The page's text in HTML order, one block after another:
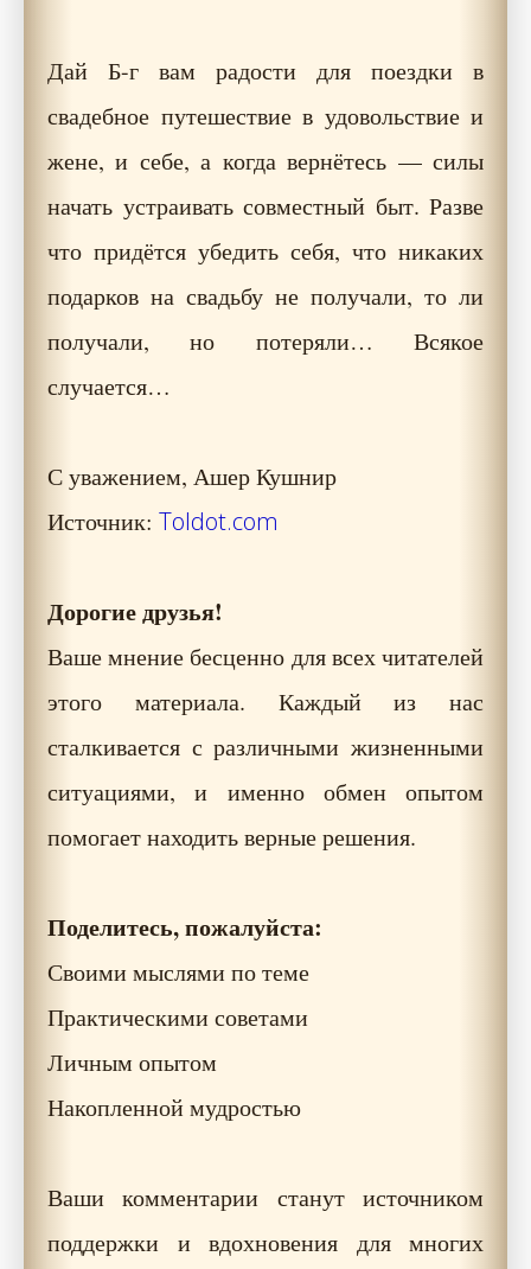
Дай Б-г вам радости для поездки в
свадебное путешествие в удовольствие и
жене, и себе, а когда вернётесь — силы
начать устраивать совместный быт. Разве
что придётся убедить себя, что никаких
подарков на свадьбу не получали, то ли
получали, но потеряли… Всякое
случается…
С уважением, Ашер Кушнир
Источник: Toldot.com
Дорогие друзья!
Ваше мнение бесценно для всех читателей
этого материала. Каждый из нас
сталкивается с различными жизненными
ситуациями, и именно обмен опытом
помогает находить верные решения.
Поделитесь, пожалуйста:
Своими мыслями по теме
Практическими советами
Личным опытом
Накопленной мудростью
Ваши комментарии станут источником
поддержки и вдохновения для многих